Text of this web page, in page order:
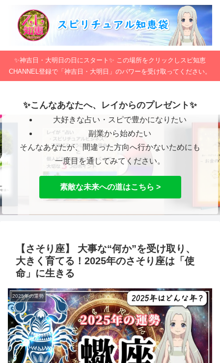
✨神吉日・大明日の日にスタート✨ この場所をクリックしスピ知恵
CHANNEL登録で「神吉日・大明日」のパワーを受け取ってください。
✨こんなあなたへ、レイからのプレゼント✨
大好きな占い・スピで豊かになりたい
副業から始めたい
そんなあなたが、間違った方向へ行かないためにも
一度目を通してみてください。
素敵な未来への道はこちら >
【さそり座】 大事な“何か”を受け取り、
大きく育てる！2025年のさそり座は「使
命」に生きる
2025年の運勢